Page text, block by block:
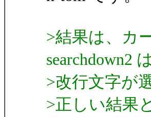
>結果は、カ
searchdown2
>改行文字が
>正しい結果